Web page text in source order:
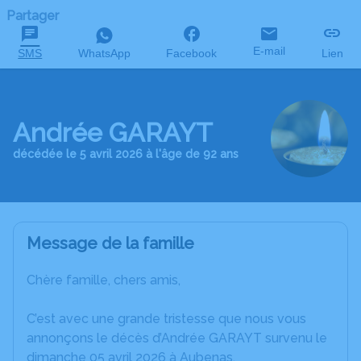
Partager
SMS WhatsApp Facebook E-mail Lien
Andrée GARAYT
décédée le 5 avril 2026 à l'âge de 92 ans
Message de la famille
Chère famille, chers amis,
C’est avec une grande tristesse que nous vous
annonçons le décès d’Andrée GARAYT survenu le
dimanche 05 avril 2026 à Aubenas.